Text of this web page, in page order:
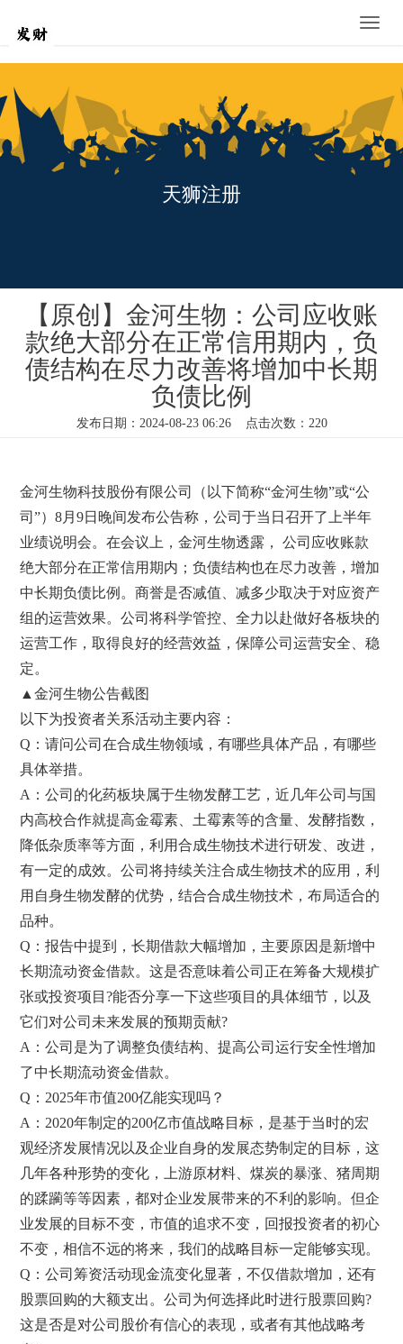
Toggle
天狮注册
【原创】金河生物：公司应收账
款绝大部分在正常信用期内，负
债结构在尽力改善将增加中长期
负债比例
发布日期：2024-08-23 06:26 点击次数：220
金河生物科技股份有限公司（以下简称“金河生物”或“公
司”）8月9日晚间发布公告称，公司于当日召开了上半年
业绩说明会。在会议上，金河生物透露， 公司应收账款
绝大部分在正常信用期内；负债结构也在尽力改善，增加
中长期负债比例。商誉是否减值、减多少取决于对应资产
组的运营效果。公司将科学管控、全力以赴做好各板块的
运营工作，取得良好的经营效益，保障公司运营安全、稳
定。
▲金河生物公告截图
以下为投资者关系活动主要内容：
Q：请问公司在合成生物领域，有哪些具体产品，有哪些
具体举措。
A：公司的化药板块属于生物发酵工艺，近几年公司与国
内高校合作就提高金霉素、土霉素等的含量、发酵指数，
降低杂质率等方面，利用合成生物技术进行研发、改进，
有一定的成效。公司将持续关注合成生物技术的应用，利
用自身生物发酵的优势，结合合成生物技术，布局适合的
品种。
Q：报告中提到，长期借款大幅增加，主要原因是新增中
长期流动资金借款。这是否意味着公司正在筹备大规模扩
张或投资项目?能否分享一下这些项目的具体细节，以及
它们对公司未来发展的预期贡献?
A：公司是为了调整负债结构、提高公司运行安全性增加
了中长期流动资金借款。
Q：2025年市值200亿能实现吗？
A：2020年制定的200亿市值战略目标，是基于当时的宏
观经济发展情况以及企业自身的发展态势制定的目标，这
几年各种形势的变化，上游原材料、煤炭的暴涨、猪周期
的蹂躏等等因素，都对企业发展带来的不利的影响。但企
业发展的目标不变，市值的追求不变，回报投资者的初心
不变，相信不远的将来，我们的战略目标一定能够实现。
Q：公司筹资活动现金流变化显著，不仅借款增加，还有
股票回购的大额支出。公司为何选择此时进行股票回购?
这是否是对公司股价有信心的表现，或者有其他战略考